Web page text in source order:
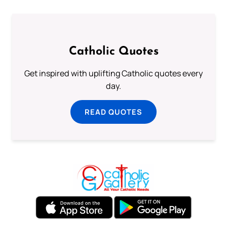
Catholic Quotes
Get inspired with uplifting Catholic quotes every
day.
READ QUOTES